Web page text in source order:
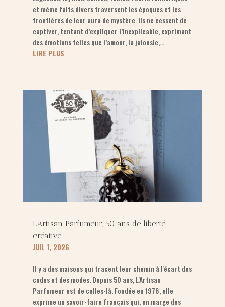
et même faits divers traversent les époques et les
frontières de leur aura de mystère. Ils ne cessent de
captiver, tentant d’expliquer l’inexplicable, exprimant
des émotions telles que l’amour, la jalousie,...
LIRE PLUS
L’Artisan Parfumeur, 50 ans de liberté
créative
JUIL 1, 2026
Il y a des maisons qui tracent leur chemin à l'écart des
codes et des modes. Depuis 50 ans, L'Artisan
Parfumeur est de celles-là. Fondée en 1976, elle
exprime un savoir-faire français qui, en marge des